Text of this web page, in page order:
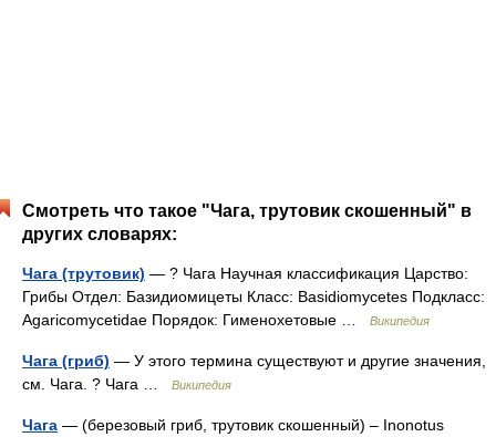
Смотреть что такое "Чага, трутовик скошенный" в
других словарях:
Чага (трутовик) — ? Чага Научная классификация Царство:
Грибы Отдел: Базидиомицеты Класс: Basidiomycetes Подкласс:
Agaricomycetidae Порядок: Гименохетовые …
Википедия
Чага (гриб) — У этого термина существуют и другие значения,
см. Чага. ? Чага …
Википедия
Чага — (березовый гриб, трутовик скошенный) – Inonotus